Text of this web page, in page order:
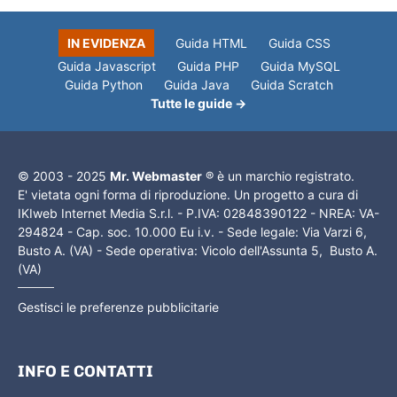
IN EVIDENZA Guida HTML
Guida CSS
Guida Javascript
Guida PHP
Guida MySQL
Guida Python
Guida Java
Guida Scratch
Tutte le guide →
© 2003 - 2025 Mr. Webmaster ® è un marchio registrato.
E' vietata ogni forma di riproduzione. Un progetto a cura di
IKIweb Internet Media S.r.l. - P.IVA: 02848390122 - NREA: VA-
294824 - Cap. soc. 10.000 Eu i.v. - Sede legale: Via Varzi 6,
Busto A. (VA) - Sede operativa: Vicolo dell'Assunta 5, Busto A.
(VA)
Gestisci le preferenze pubblicitarie
INFO E CONTATTI